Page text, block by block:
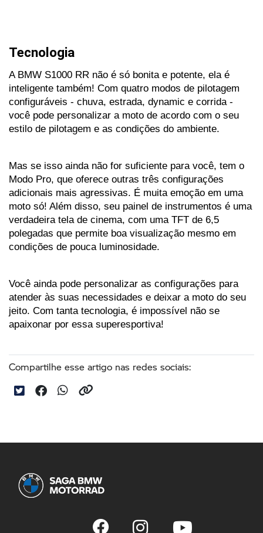
Tecnologia
A BMW S1000 RR não é só bonita e potente, ela é
inteligente também! Com quatro modos de pilotagem
configuráveis - chuva, estrada, dynamic e corrida -
você pode personalizar a moto de acordo com o seu
estilo de pilotagem e as condições do ambiente.
Mas se isso ainda não for suficiente para você, tem o
Modo Pro, que oferece outras três configurações
adicionais mais agressivas. É muita emoção em uma
moto só! Além disso, seu painel de instrumentos é uma
verdadeira tela de cinema, com uma TFT de 6,5
polegadas que permite boa visualização mesmo em
condições de pouca luminosidade.
Você ainda pode personalizar as configurações para
atender às suas necessidades e deixar a moto do seu
jeito. Com tanta tecnologia, é impossível não se
apaixonar por essa superesportiva!
Compartilhe esse artigo nas redes sociais: